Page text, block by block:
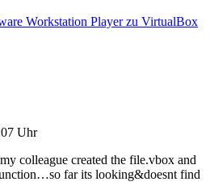
Workstation Player zu VirtualBox
Uhr
colleague created the file.vbox and
far its looking&doesnt find